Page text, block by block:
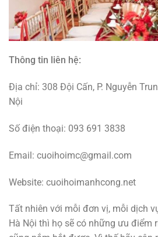
Thông tin liên hệ:
Địa chỉ: 308 Đội Cấn, P. Nguyễn
Nội
Số điện thoại: 093 691 3838
Email: cuoihoimc@gmail.com
Website: cuoihoimanhcong.net
Tất nhiên với mỗi đơn vị, mỗi dịch
Hà Nội thì họ sẽ có những ưu điểm